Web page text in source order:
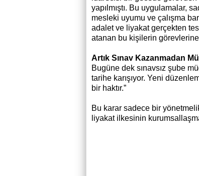
yapılmıştı. Bu uygulamalar,
mesleki uyumu ve çalışma
adalet ve liyakat gerçekten
atanan bu kişilerin görevlerine
Artık Sınav Kazanmadan
Bugüne dek sınavsız şube
tarihe karışıyor. Yeni
bir haktır.”
Bu karar sadece bir
liyakat ilkesinin